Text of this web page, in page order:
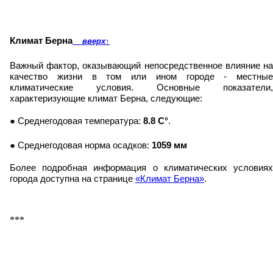
Климат Бернавверх↑
Важный фактор, оказывающий непосредственное влияние на
качество жизни в том или ином городе - местные
климатические условия. Основные показатели,
характеризующие климат Берна, следующие:
● Среднегодовая температура: 8.8 C°.
● Среднегодовая норма осадков: 1059 мм
Более подробная информация о климатических условиях
города доступна на странице «Климат Берна».
***